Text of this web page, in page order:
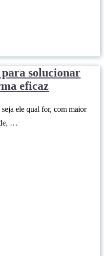
solucionar
eficaz
ele qual for, com maior
…